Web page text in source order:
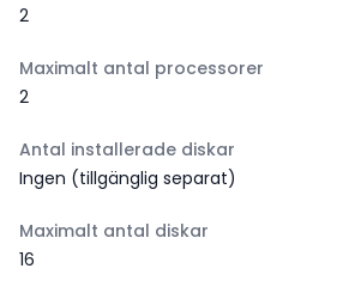
2
Maximalt antal processorer
2
Antal installerade diskar
Ingen (tillgänglig separat)
Maximalt antal diskar
16